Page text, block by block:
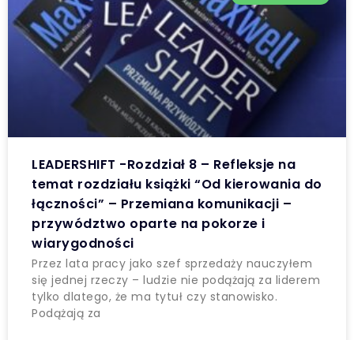
LEADERSHIFT -Rozdział 8 – Refleksje na
temat rozdziału książki “Od kierowania do
łączności” – Przemiana komunikacji –
przywództwo oparte na pokorze i
wiarygodności
Przez lata pracy jako szef sprzedaży nauczyłem
się jednej rzeczy – ludzie nie podążają za liderem
tylko dlatego, że ma tytuł czy stanowisko.
Podążają za